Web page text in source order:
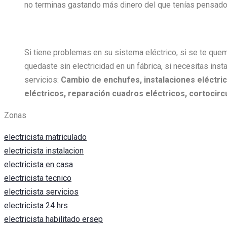
no terminas gastando más dinero del que tenías
Si tiene problemas en su sistema eléctrico, si se te
quedaste sin electricidad en un fábrica, si necesitas
servicios: Cambio de enchufes, instalaciones
eléctricos, reparación cuadros eléctricos, c
Zonas
electricista matriculado
electricista instalacion
electricista en casa
electricista tecnico
electricista servicios
electricista 24 hrs
electricista habilitado ersep